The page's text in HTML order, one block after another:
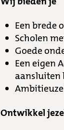
Een brede
Scholen
Goede
Een eigen
Ontwikkel